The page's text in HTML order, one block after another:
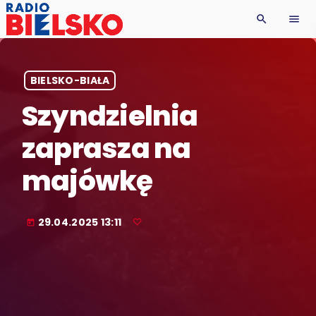
search menu
BIELSKO-BIAŁA
Szyndzielnia
zaprasza na
majówkę
today 29.04.2025 13:11